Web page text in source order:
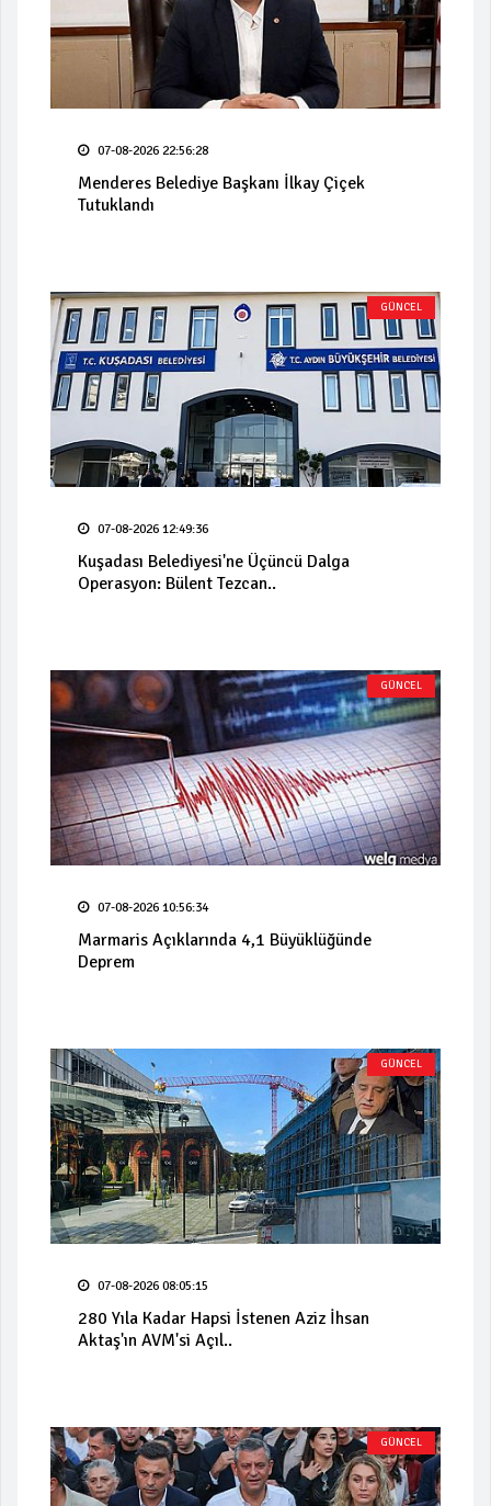
07-08-2026 22:56:28
Menderes Belediye Başkanı İlkay Çiçek
Tutuklandı
GÜNCEL
07-08-2026 12:49:36
Kuşadası Belediyesi'ne Üçüncü Dalga
Operasyon: Bülent Tezcan..
GÜNCEL
07-08-2026 10:56:34
Marmaris Açıklarında 4,1 Büyüklüğünde
Deprem
GÜNCEL
07-08-2026 08:05:15
280 Yıla Kadar Hapsi İstenen Aziz İhsan
Aktaş'ın AVM'si Açıl..
GÜNCEL